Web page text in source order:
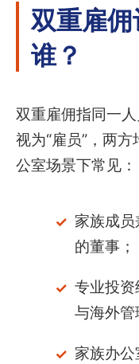
双重雇
谁？
双重雇佣指同一
视为“雇员”，两
公室场景下常见：
家族成
的董事；
专业投
与海外管
家族办